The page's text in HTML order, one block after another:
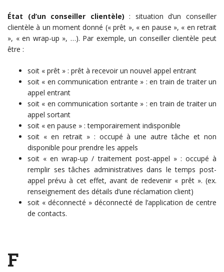
État (d’un conseiller clientèle) : situation d’un conseiller
clientèle à un moment donné (« prêt », « en pause », « en retrait
», « en wrap-up », …). Par exemple, un conseiller clientèle peut
être :
soit « prêt » : prêt à recevoir un nouvel appel entrant
soit « en communication entrante » : en train de traiter un
appel entrant
soit « en communication sortante » : en train de traiter un
appel sortant
soit « en pause » : temporairement indisponible
soit « en retrait » : occupé à une autre tâche et non
disponible pour prendre les appels
soit « en wrap-up / traitement post-appel » : occupé à
remplir ses tâches administratives dans le temps post-
appel prévu à cet effet, avant de redevenir « prêt ». (ex.
renseignement des détails d’une réclamation client)
soit « déconnecté » déconnecté de l’application de centre
de contacts.
F